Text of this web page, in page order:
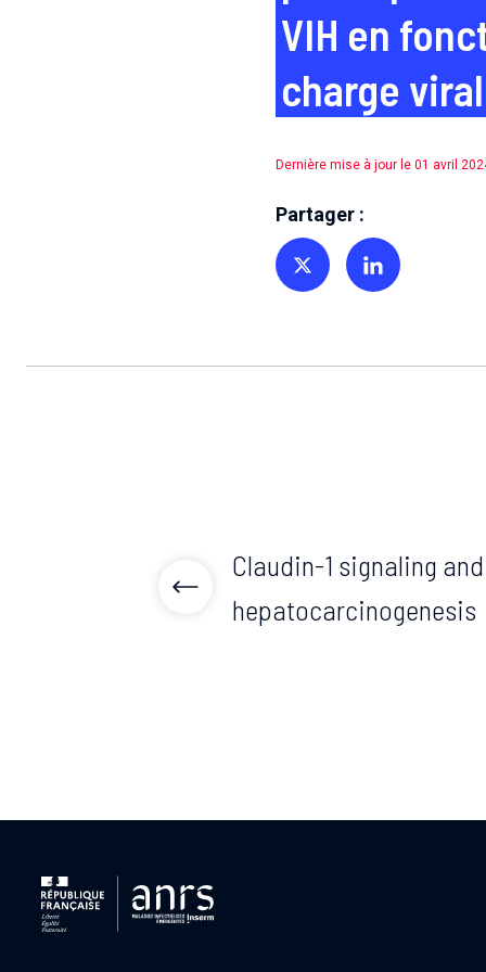
VIH en
charge
Dernière mise à jour le 01 avril
Partager :
Partager sur TwitterPartager sur Linkedin
Claudin-1 signaling
hepatocarcinogenesis